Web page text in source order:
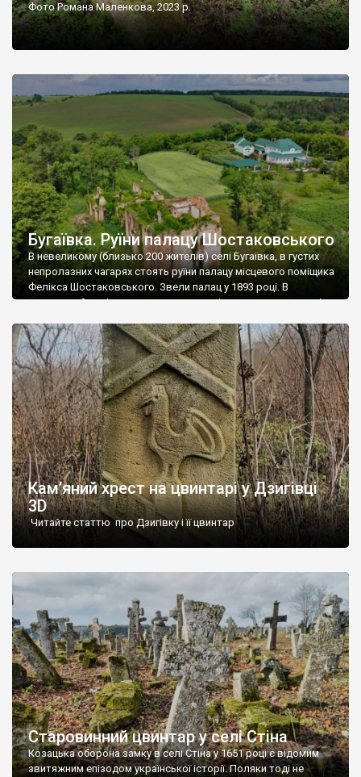
Фото Романа Маленкова, 2023 р.
Бугаївка. Руїни палацу Шостаковського
В невеликому (близько 200 жителів) селі Бугаївка, в густих
непролазних чагарях стоять руїни палацу місцевого поміщика
Фелікса Шостаковського. Звели палац у 1893 році. В
радянський період у ньому спочатку містилася школа, потім
століття тут розмістили туберкульозну лікарню. Коли із
палацу виїхала лікарня – ми точно не […]
Кам’яний хрест на цвинтарі у Дзигівці
3D
Читайте статтю про Дзигівку і її цвинтар
Старовинний цвинтар у селі Стіна
Козацька оборона замку в селі Стіна у 1651 році є відомим
звитяжним епізодом української історії. Поляки тоді не